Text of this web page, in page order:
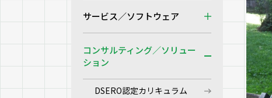
サービス／ソフトウェア
コンサルティング／ソリュー
ション
DSERO認定カリキュラム